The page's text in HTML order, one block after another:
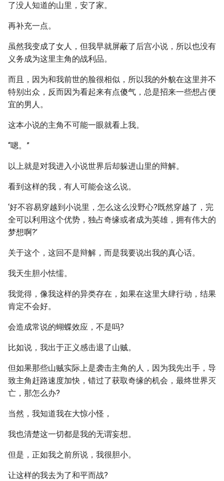
了没人知道的山里，安了家。
再补充一点。
虽然我变成了女人，但我早就屏蔽了后宫小说，所以也没有
义务成为这里主角的战利品。
而且，因为和我前世的脸很相似，所以我的外貌在这里并不
特别出众，反而因为看起来有点傻气，总是招来一些想占便
宜的男人。
这本小说的主角不可能一眼就看上我。
“嗯。”
以上就是对我进入小说世界后却躲进山里的辩解。
看到这样的我，有人可能会这么说。
‘好不容易穿越到小说里，怎么这么没野心?既然穿越了，完
全可以利用这个优势，独占奇缘或者成为英雄，拥有伟大的
梦想啊?’
关于这个，这回不是辩解，而是我要说出我的真心话。
我天生胆小怯懦。
我觉得，像我这样的异类存在，如果在这里大肆行动，结果
肯定不会好。
会造成常说的蝴蝶效应，不是吗?
比如说，我出于正义感击退了山贼。
但如果那些山贼实际上是袭击主角的人，因为我先出手，导
致主角赶路速度加快，错过了获取奇缘的机会，最终世界灭
亡，那怎么办?
当然，我知道我在大惊小怪，
我也清楚这一切都是我的无谓妄想。
但是，正如我之前所说，我很胆小。
让这样的我去为了和平而战?